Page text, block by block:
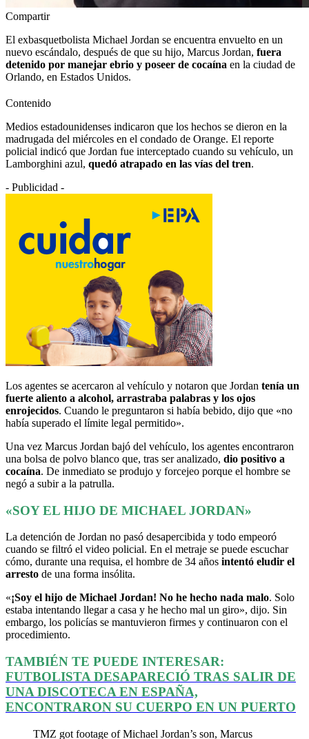
Compartir
El exbasquetbolista Michael Jordan se encuentra envuelto en un
nuevo escándalo, después de que su hijo, Marcus Jordan, fuera
detenido por manejar ebrio y poseer de cocaína en la ciudad de
Orlando, en Estados Unidos.
Contenido
Medios estadounidenses indicaron que los hechos se dieron en la
madrugada del miércoles en el condado de Orange. El reporte
policial indicó que Jordan fue interceptado cuando su vehículo, un
Lamborghini azul, quedó atrapado en las vías del tren.
- Publicidad -
Los agentes se acercaron al vehículo y notaron que Jordan tenía un
fuerte aliento a alcohol, arrastraba palabras y los ojos
enrojecidos. Cuando le preguntaron si había bebido, dijo que «no
había superado el límite legal permitido».
Una vez Marcus Jordan bajó del vehículo, los agentes encontraron
una bolsa de polvo blanco que, tras ser analizado, dio positivo a
cocaína. De inmediato se produjo y forcejeo porque el hombre se
negó a subir a la patrulla.
«SOY EL HIJO DE MICHAEL JORDAN»
La detención de Jordan no pasó desapercibida y todo empeoró
cuando se filtró el video policial. En el metraje se puede escuchar
cómo, durante una requisa, el hombre de 34 años intentó eludir el
arresto de una forma insólita.
«¡Soy el hijo de Michael Jordan! No he hecho nada malo. Solo
estaba intentando llegar a casa y he hecho mal un giro», dijo. Sin
embargo, los policías se mantuvieron firmes y continuaron con el
procedimiento.
TAMBIÉN TE PUEDE INTERESAR:
FUTBOLISTA DESAPARECIÓ TRAS SALIR DE
UNA DISCOTECA EN ESPAÑA,
ENCONTRARON SU CUERPO EN UN PUERTO
TMZ got footage of Michael Jordan’s son, Marcus